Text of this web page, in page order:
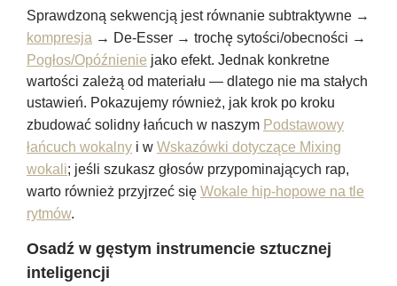
Sprawdzoną sekwencją jest równanie subtraktywne →
kompresja → De-Esser → trochę sytości/obecności →
Pogłos/Opóźnienie jako efekt. Jednak konkretne
wartości zależą od materiału — dlatego nie ma stałych
ustawień. Pokazujemy również, jak krok po kroku
zbudować solidny łańcuch w naszym Podstawowy
łańcuch wokalny i w Wskazówki dotyczące Mixing
wokali; jeśli szukasz głosów przypominających rap,
warto również przyjrzeć się Wokale hip-hopowe na tle
rytmów.
Osadź w gęstym instrumencie sztucznej
inteligencji